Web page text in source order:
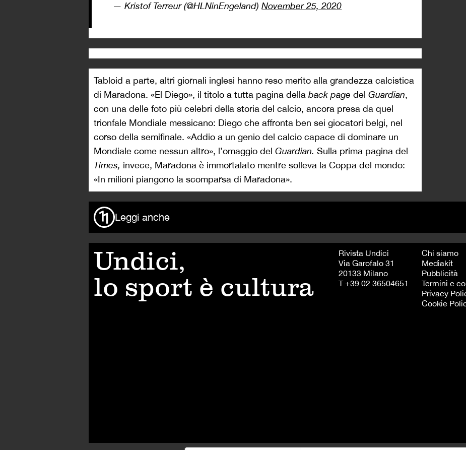
— Kristof Terreur (@HLNinEngeland)November 25, 2020
Tabloid a parte, altri giornali inglesi hanno reso merito alla grandezza calcistica
di Maradona. «El Diego», il titolo a tutta pagina della back page del Guardian,
con una delle foto più celebri della storia del calcio, ancora presa da quel
trionfale Mondiale messicano: Diego che affronta ben sei giocatori belgi, nel
corso della semifinale. «Addio a un genio del calcio capace di dominare un
Mondiale come nessun altro», l’omaggio del Guardian. Sulla prima pagina del
Times, invece, Maradona è immortalato mentre solleva la Coppa del mondo:
«In milioni piangono la scomparsa di Maradona».
Leggi anche
Undici,
lo sport è cultura
Rivista Undici
Via Garofalo 31
20133 Milano
T +39 02 36504651
Chi siamo
Mediakit
Pubblicità
Termini e
Privacy
Cookie